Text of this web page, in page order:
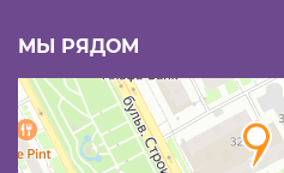
МЫ РЯДОМ